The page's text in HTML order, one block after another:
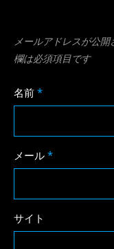
メールアドレスが公開
欄は必須項目です
名前 *
メール *
サイト